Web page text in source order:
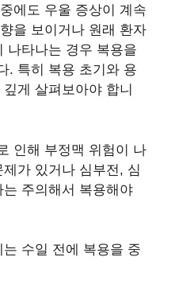
에도 우울 증상이 계속
을 보이거나 원래 환자
나타나는 경우 복용을
. 특히 복용 초기와 용
게 살펴보아야 합니
인해 부정맥 위험이 나
가 있거나 심부전, 심
주의해서 복용해야
수일 전에 복용을 중